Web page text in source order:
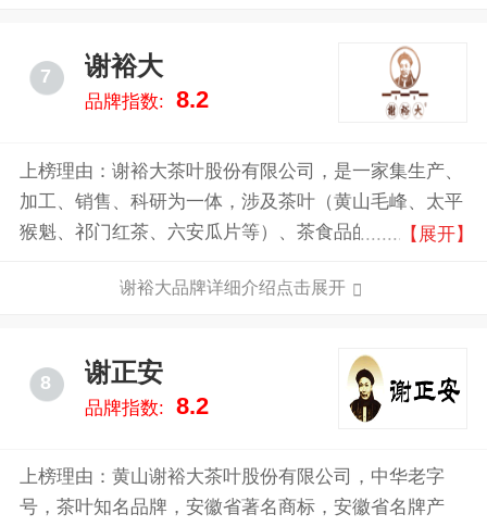
7 谢裕大
品牌指数: 8.2
上榜理由：谢裕大茶叶股份有限公司，是一家集生产、
加工、销售、科研为一体，涉及茶叶（黄山毛峰、太平
猴魁、祁门红茶、六安瓜片等）、茶食品的研发、生
的现代化大型企业。
【展开】
谢裕大品牌详细介绍点击展开
8 谢正安
品牌指数: 8.2
上榜理由：黄山谢裕大茶叶股份有限公司，中华老字
号，茶叶知名品牌，安徽省著名商标，安徽省名牌产